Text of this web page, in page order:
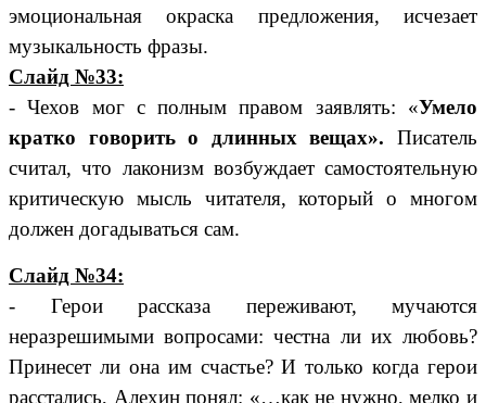
эмоциональная окраска предложения, исчезает
музыкальность фразы.
Слайд №33:
- Чехов мог с полным правом заявлять: «Умело
кратко говорить о длинных вещах». Писатель
считал, что лаконизм возбуждает самостоятельную
критическую мысль читателя, который о многом
должен догадываться сам.
Слайд №34:
- Герои рассказа переживают, мучаются
неразрешимыми вопросами: честна ли их любовь?
Принесет ли она им счастье? И только когда герои
расстались, Алехин понял: «…как не нужно, мелко и